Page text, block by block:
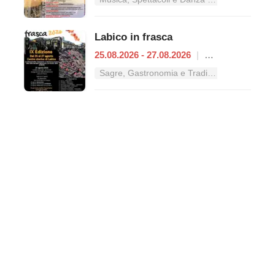
Labico in frasca
25.08.2026 - 27.08.2026 |